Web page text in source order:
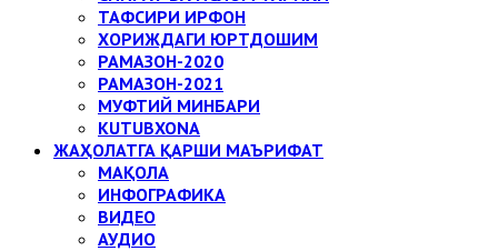
ТАФСИРИ ИРФОН
ХОРИЖДАГИ ЮРТДОШИМ
РАМАЗОН-2020
РАМАЗОН-2021
МУФТИЙ МИНБАРИ
KUTUBXONA
ЖАҲОЛАТГА ҚАРШИ МАЪРИФАТ
МАҚОЛА
ИНФОГРАФИКА
ВИДЕО
АУДИО